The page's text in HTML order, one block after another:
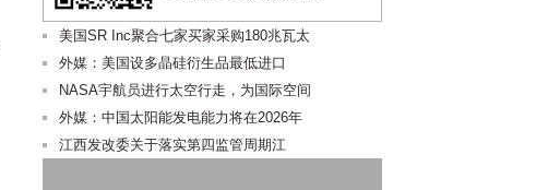
美国SR Inc聚合七家买家采购180兆瓦太
外媒：美国设多晶硅衍生品最低进口
NASA宇航员进行太空行走，为国际空间
外媒：中国太阳能发电能力将在2026年
江西发改委关于落实第四监管周期江